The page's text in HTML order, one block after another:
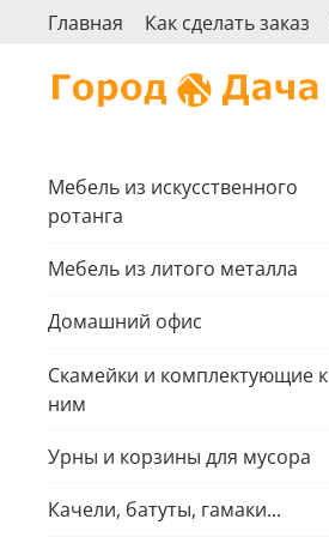
Главная Как сделать заказ
Мебель из искусственного
ротанга
Мебель из литого металла
Домашний офис
Скамейки и комплектующие к
ним
Урны и корзины для мусора
Качели, батуты, гамаки...